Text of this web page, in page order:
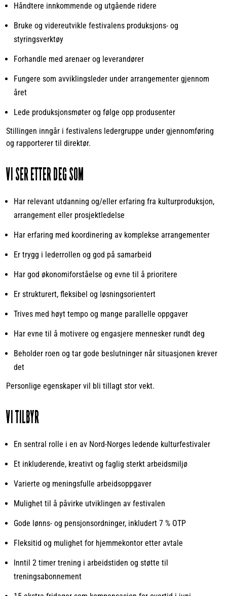
Håndtere innkommende og utgående ridere
Bruke og videreutvikle festivalens produksjons- og
styringsverktøy
Forhandle med arenaer og leverandører
Fungere som avviklingsleder under arrangementer gjennom
året
Lede produksjonsmøter og følge opp produsenter
Stillingen inngår i festivalens ledergruppe under gjennomføring
og rapporterer til direktør.
VI SER ETTER DEG SOM
Har relevant utdanning og/eller erfaring fra kulturproduksjon,
arrangement eller prosjektledelse
Har erfaring med koordinering av komplekse arrangementer
Er trygg i lederrollen og god på samarbeid
Har god økonomiforståelse og evne til å prioritere
Er strukturert, fleksibel og løsningsorientert
Trives med høyt tempo og mange parallelle oppgaver
Har evne til å motivere og engasjere mennesker rundt deg
Beholder roen og tar gode beslutninger når situasjonen krever
det
Personlige egenskaper vil bli tillagt stor vekt.
VI TILBYR
En sentral rolle i en av Nord-Norges ledende kulturfestivaler
Et inkluderende, kreativt og faglig sterkt arbeidsmiljø
Varierte og meningsfulle arbeidsoppgaver
Mulighet til å påvirke utviklingen av festivalen
Gode lønns- og pensjonsordninger, inkludert 7 % OTP
Fleksitid og mulighet for hjemmekontor etter avtale
Inntil 2 timer trening i arbeidstiden og støtte til
treningsabonnement